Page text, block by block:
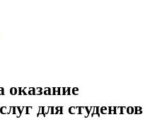
оказание
для студентов